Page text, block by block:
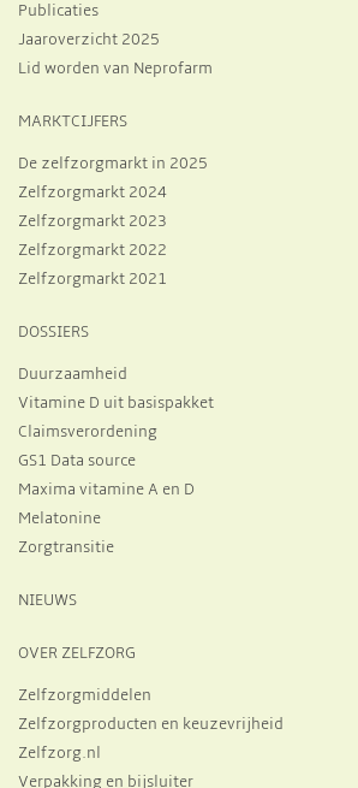
Publicaties
Jaaroverzicht 2025
Lid worden van Neprofarm
MARKTCIJFERS
De zelfzorgmarkt in 2025
Zelfzorgmarkt 2024
Zelfzorgmarkt 2023
Zelfzorgmarkt 2022
Zelfzorgmarkt 2021
DOSSIERS
Duurzaamheid
Vitamine D uit basispakket
Claimsverordening
GS1 Data source
Maxima vitamine A en D
Melatonine
Zorgtransitie
NIEUWS
OVER ZELFZORG
Zelfzorgmiddelen
Zelfzorgproducten en keuzevrijheid
Zelfzorg.nl
Verpakking en bijsluiter